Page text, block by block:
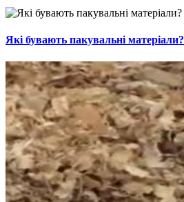
Які бувають пакувальні матеріали?